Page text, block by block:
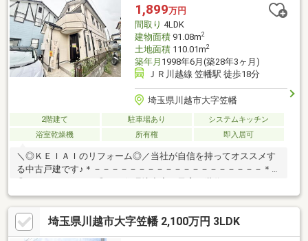
結！住宅ローン相談やライフプランシュミレーションについても
全てオンラインでの対応が可能となっております。※LINEやメー
ル、お電話でのやり取りも可能です。
1,899万円
間取り 4LDK
建物面積91.08m2
土地面積110.01m2
築年月 1998年6月(築28年3ヶ月)
ＪＲ川越線 笠幡駅 徒歩18分
埼玉県川越市大字笠幡
2階建て 駐車場あり
システムキッチン
浴室乾燥機
所有権 即入居可
＼◎ＫＥＩＡＩのリフォーム◎／当社が自信を持ってオススメす
る中古戸建です♪＊－－－－－－－－－－－－－－－－－－－＊＼
◎おすすめポイント◎／・住環境充実で子育て世代にもおすす
め・収納完備で片付けはかどる♪・日当たり良好！明るいお部屋・
家賃より安く憧れの庭付き戸建♪＼◎周辺環境◎／・霞ヶ関西小学
校（約1300ｍ）・霞ヶ関西中学校（約1500ｍ）・TAIRAYA川鶴店
（約1500ｍ）＊－－－－－－－－－－－－－－－－－－－＊＼◎
埼玉県川越市大字笠幡 2,100万円 3LDK